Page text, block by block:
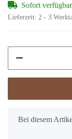
Sofort verfügbar
Lieferzeit: 2 - 3
x
Bei diesem